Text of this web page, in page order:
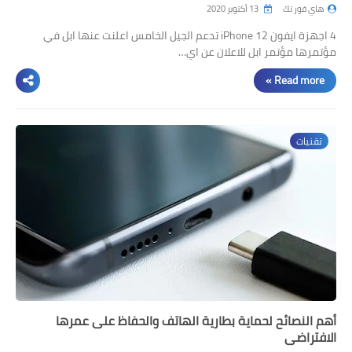
هاي فور تك
4 اجهزة ايفون 12 iPhone تدعم الجيل الخامس اعلنت عنها ابل في
مؤتمرها مؤتمر ابل للاعلان عن اي…
Read more »
تقنيات
أهم النصائح لحماية بطارية الهاتف والحفاظ على عمرها
الافتراضي